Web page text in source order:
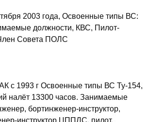
2003 года, Освоенные типы ВС:
должности, КВС, Пилот-
Совета ПОЛС
с 1993 г Освоенные типы ВС Ту-154,
налёт 13300 часов. Занимаемые
бортинженер-инструктор,